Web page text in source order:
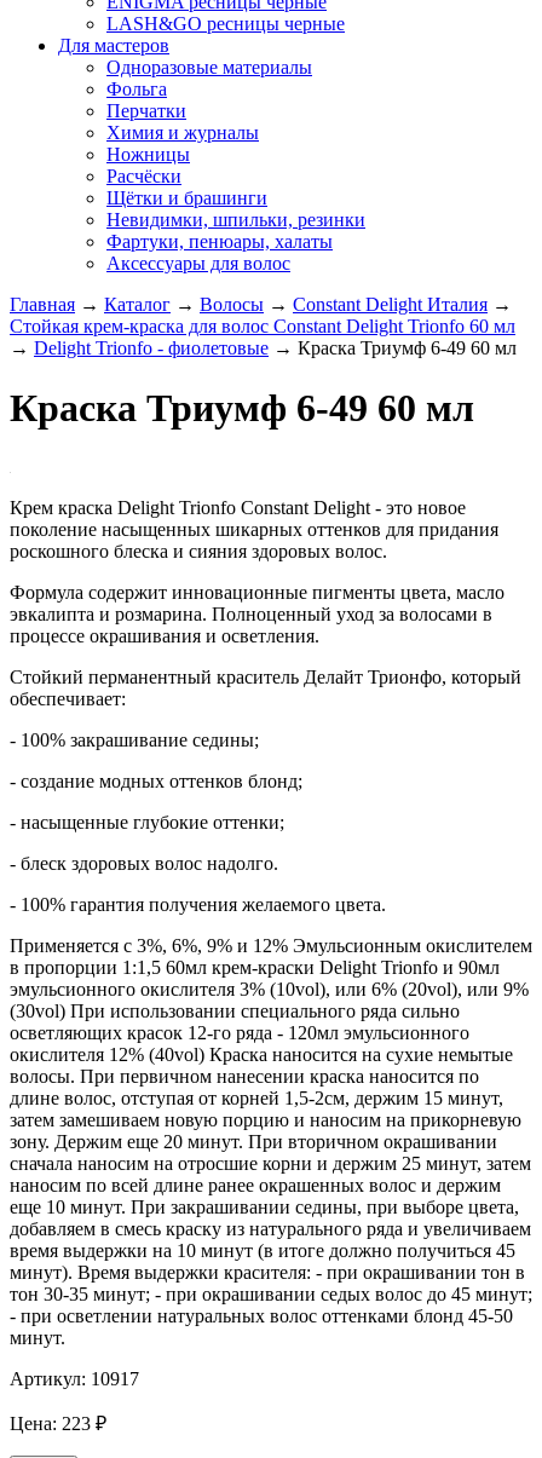
LASH&GO ресницы черные
Для мастеров
Одноразовые материалы
Фольга
Перчатки
Химия и журналы
Ножницы
Расчёски
Щётки и брашинги
Невидимки, шпильки, резинки
Фартуки, пенюары, халаты
Аксессуары для волос
Главная → Каталог → Волосы → Constant Delight Италия →
Стойкая крем-краска для волос Constant Delight Trionfo 60 мл
→ Delight Trionfo - фиолетовые → Краска Триумф 6-49 60 мл
Краска Триумф 6-49 60 мл
Крем краска Delight Trionfo Constant Delight - это новое
поколение насыщенных шикарных оттенков для придания
роскошного блеска и сияния здоровых волос.
Формула содержит инновационные пигменты цвета, масло
эвкалипта и розмарина. Полноценный уход за волосами в
процессе окрашивания и осветления.
Стойкий перманентный краситель Делайт Трионфо, который
обеспечивает:
- 100% закрашивание седины;
- создание модных оттенков блонд;
- насыщенные глубокие оттенки;
- блеск здоровых волос надолго.
- 100% гарантия получения желаемого цвета.
Применяется с 3%, 6%, 9% и 12% Эмульсионным окислителем
в пропорции 1:1,5 60мл крем-краски Delight Trionfo и 90мл
эмульсионного окислителя 3% (10vol), или 6% (20vol), или 9%
(30vol) При использовании специального ряда сильно
осветляющих красок 12-го ряда - 120мл эмульсионного
окислителя 12% (40vol) Краска наносится на сухие немытые
волосы. При первичном нанесении краска наносится по
длине волос, отступая от корней 1,5-2см, держим 15 минут,
затем замешиваем новую порцию и наносим на прикорневую
зону. Держим еще 20 минут. При вторичном окрашивании
сначала наносим на отросшие корни и держим 25 минут, затем
наносим по всей длине ранее окрашенных волос и держим
еще 10 минут. При закрашивании седины, при выборе цвета,
добавляем в смесь краску из натурального ряда и увеличиваем
время выдержки на 10 минут (в итоге должно получиться 45
минут). Время выдержки красителя: - при окрашивании тон в
тон 30-35 минут; - при окрашивании седых волос до 45 минут;
- при осветлении натуральных волос оттенками блонд 45-50
минут.
Артикул: 10917
Цена: 223 ₽